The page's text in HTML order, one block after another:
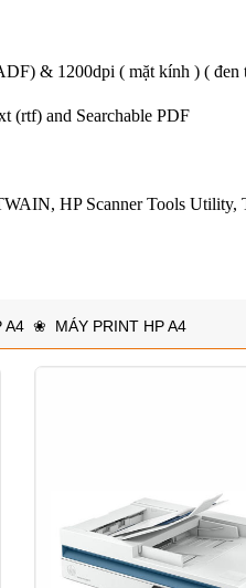
& 1200dpi ( mặt kính ) ( đen
(rtf) and Searchable PDF
HP Scanner Tools Utility,
A4 ❀ MÁY PRINT HP A4